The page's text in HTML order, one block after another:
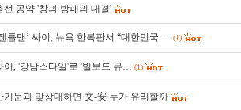
선 공약 '창과 방패의 대결'
틀맨’ 싸이, 뉴욕 한복판서 “대한민국 … (1)
이, '강남스타일'로 '빌보드 뮤… (1)
기문과 맞상대하면 文-安 누가 유리할까